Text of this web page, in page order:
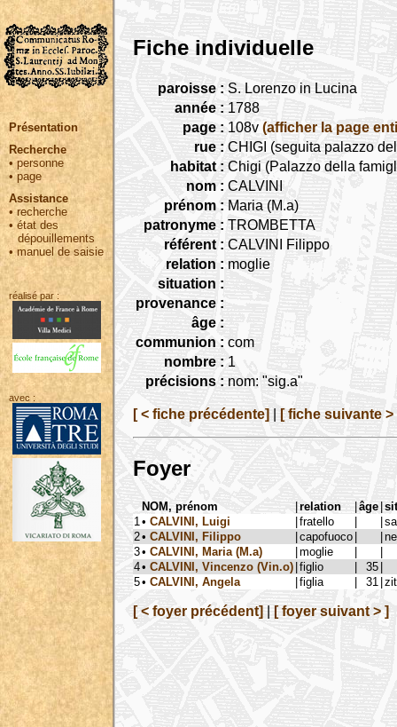
Présentation
Recherche
• personne
•page
Assistance
• recherche
•état des
dépouillements
•manuel de saisie
réalisé par :
avec :
Fiche individuelle
paroisse : S. Lorenzo in Lucina
année : 1788
page : 108v (afficher la page
rue : CHIGI (seguita palazzo
habitat : Chigi (Palazzo della
nom : CALVINI
prénom : Maria (M.a)
patronyme : TROMBETTA
référent : CALVINI Filippo
relation : moglie
situation :
provenance :
âge :
communion : com
nombre : 1
précisions : nom: "sig.a"
[ < fiche précédente] [ fiche suivante >
Foyer
NOM, prénom | relation |âge |
1 • CALVINI, Luigi |fratello | |
2• CALVINI, Filippo |capofuoco | |
3• CALVINI, Maria (M.a) |moglie |
|
4• CALVINI, Vincenzo (Vin.o) |figlio | 35 |
5• CALVINI, Angela |figlia | 31 |
[ < foyer précédent] [ foyer suivant > ]